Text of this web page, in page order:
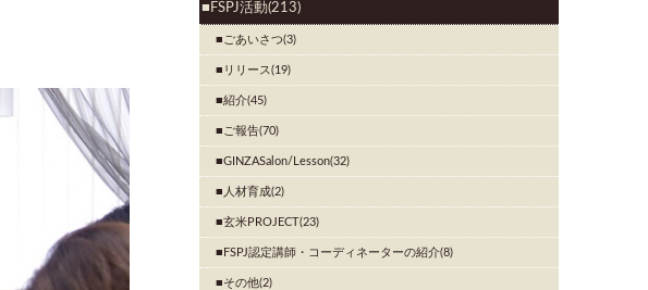
FSPJ活動(213)
ごあいさつ(3)
リリース(19)
紹介(45)
ご報告(70)
GINZASalon/Lesson(32)
人材育成(2)
玄米PROJECT(23)
FSPJ認定講師・コーディネーターの紹介(8)
その他(2)